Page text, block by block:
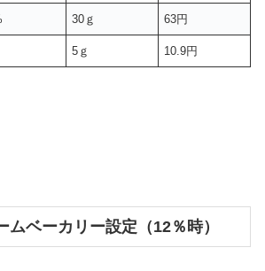
30ｇ 63円
5ｇ 10.9円
ムベーカリー設定（12％時）